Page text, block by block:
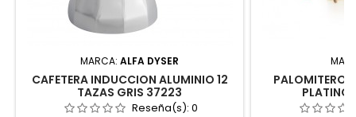
MARCA: ALFA DYSER
CAFETERA INDUCCION ALUMINIO 12
TAZAS GRIS 37223
Reseña(s): 0
PALOMITERO
PLATINO